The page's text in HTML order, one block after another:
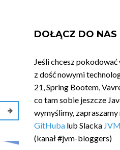
DOŁĄCZ DO NAS
Jeśli chcesz
z dość nowymi
21, Spring Bootem,
co tam sobie jeszcze
wymyślimy, zapraszamy
GitHuba lub Slacka
(kanał #jvm-bloggers)